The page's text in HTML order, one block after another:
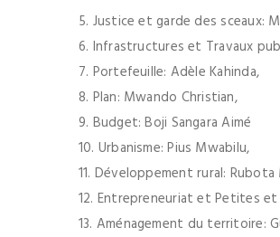
5. Justice et garde des sceaux:
6. Infrastructures et Travaux
7. Portefeuille: Adèle Kahinda,
8. Plan: Mwando Christian,
9. Budget: Boji Sangara Aimé
10. Urbanisme: Pius Mwabilu,
11. Développement rural:
12. Entrepreneuriat et Petites
13. Aménagement du territoire: